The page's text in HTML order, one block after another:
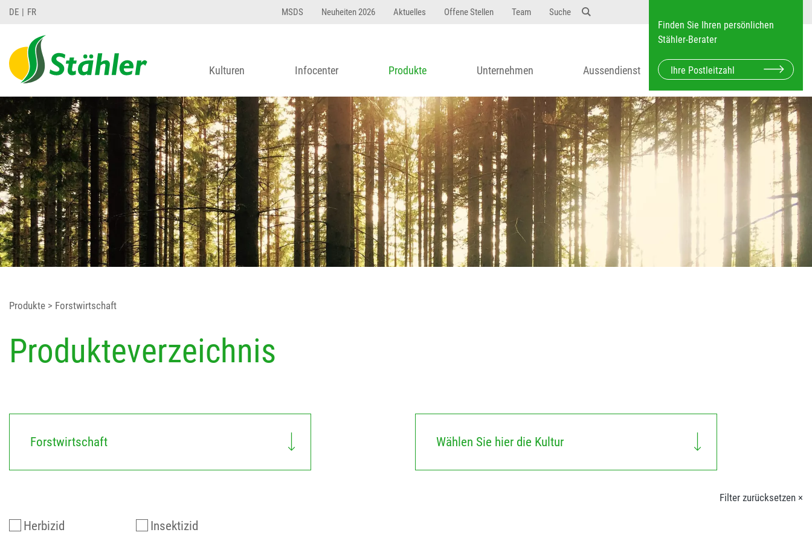
DE FR MSDS Neuheiten 2026 Aktuelles Offene Stellen Team Suche
Finden Sie Ihren persönlichen
Stähler-Berater
Kulturen Infocenter Produkte Unternehmen Aussendienst
Produkte > Forstwirtschaft
Produkteverzeichnis
Forstwirtschaft Wählen Sie hier die Kultur
Filter zurücksetzen ×
Herbizid Insektizid